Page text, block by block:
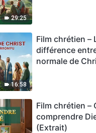
29:25
16:58
Film chrétien –
différence
normale de
Film chrétien –
comprendre
(Extrait)